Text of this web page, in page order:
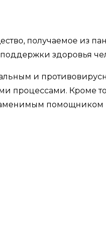
получаемое из
здоровья
и
процессами. Кроме